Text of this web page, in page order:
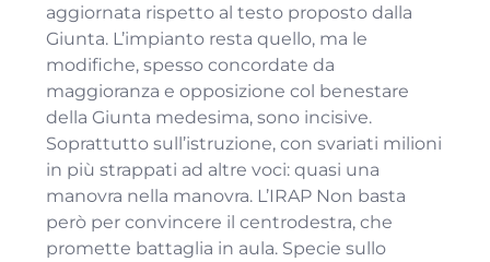
aggiornata rispetto al testo proposto dalla
Giunta. L’impianto resta quello, ma le
modifiche, spesso concordate da
maggioranza e opposizione col benestare
della Giunta medesima, sono incisive.
Soprattutto sull’istruzione, con svariati milioni
in più strappati ad altre voci: quasi una
manovra nella manovra. L’IRAP Non basta
però per convincere il centrodestra, che
promette battaglia in aula. Specie sullo